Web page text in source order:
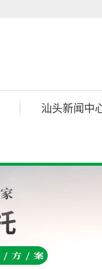
汕头新闻中